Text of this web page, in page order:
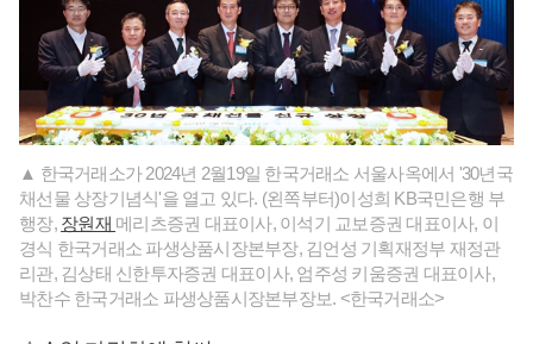
▲ 한국거래소가 2024년 2월19일 한국거래소 서울사옥에서 '30년국
채선물 상장기념식'을 열고 있다. (왼쪽부터)이성희 KB국민은행 부
행장, 장원재 메리츠증권 대표이사, 이석기 교보증권 대표이사, 이
경식 한국거래소 파생상품시장본부장, 김언성 기획재정부 재정관
리관, 김상태 신한투자증권 대표이사, 엄주성 키움증권 대표이사,
박찬수 한국거래소 파생상품시장본부장보. <한국거래소>